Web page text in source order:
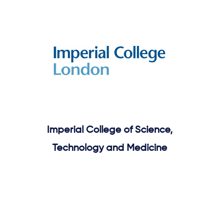
Imperial College of Science,
Technology and Medicine